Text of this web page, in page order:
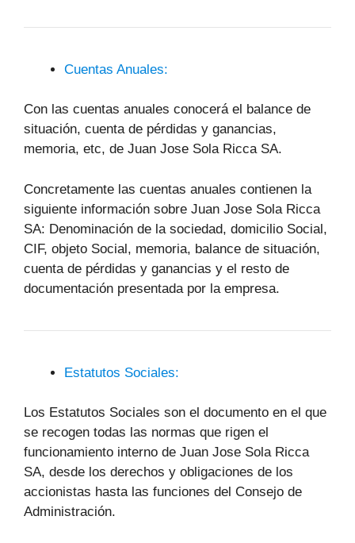
Cuentas Anuales:
Con las cuentas anuales conocerá el balance de
situación, cuenta de pérdidas y ganancias,
memoria, etc, de Juan Jose Sola Ricca SA.
Concretamente las cuentas anuales contienen la
siguiente información sobre Juan Jose Sola Ricca
SA: Denominación de la sociedad, domicilio Social,
CIF, objeto Social, memoria, balance de situación,
cuenta de pérdidas y ganancias y el resto de
documentación presentada por la empresa.
Estatutos Sociales:
Los Estatutos Sociales son el documento en el que
se recogen todas las normas que rigen el
funcionamiento interno de Juan Jose Sola Ricca
SA, desde los derechos y obligaciones de los
accionistas hasta las funciones del Consejo de
Administración.